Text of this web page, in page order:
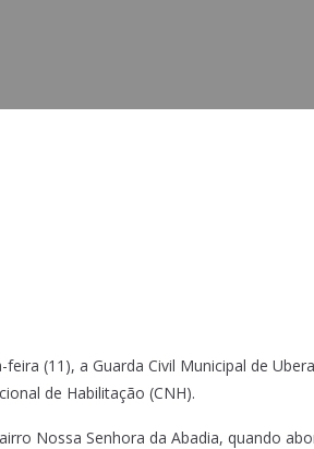
(11), a Guarda Civil Municipal de
de Habilitação (CNH).
Nossa Senhora da Abadia, quando